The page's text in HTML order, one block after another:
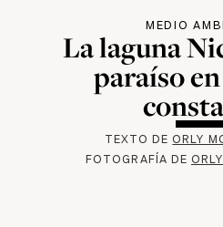
MEDIO
La laguna
paraíso
TEXTO DEORLY
FOTOGRAFÍA DE